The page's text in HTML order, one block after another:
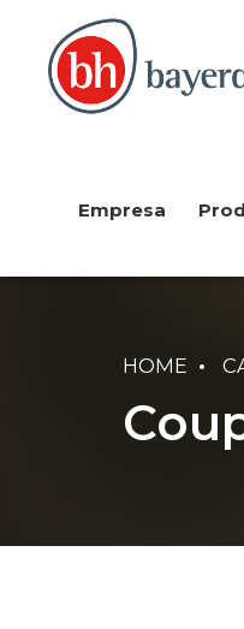
Empresa
HOME